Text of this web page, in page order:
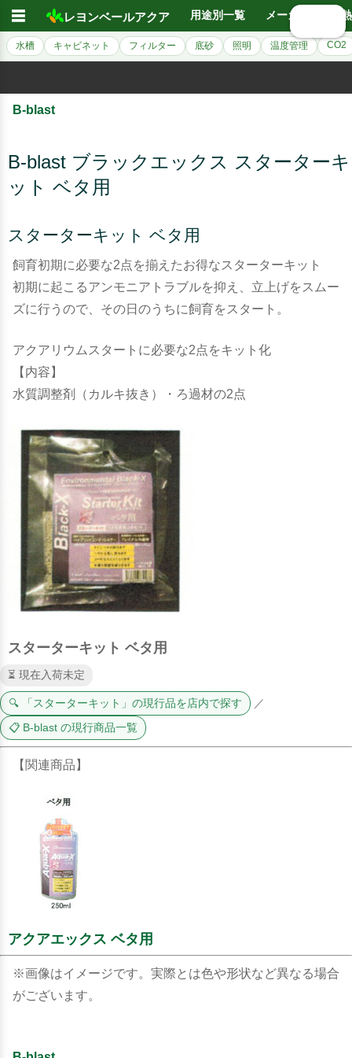
☰ レヨンベールアクア 用途別一覧 メーカー別
水槽 キャビネット フィルター 底砂 照明 温度管理 CO2
B-blast
B-blast ブラックエックス スターターキ
ット ベタ用
スターターキット ベタ用
飼育初期に必要な2点を揃えたお得なスターターキット
初期に起こるアンモニアトラブルを抑え、立上げをスムー
ズに行うので、その日のうちに飼育をスタート。
アクアリウムスタートに必要な2点をキット化
【内容】
水質調整剤（カルキ抜き）・ろ過材の2点
スターターキット ベタ用
⏳ 現在入荷未定
🔍 「スターターキット」の現行品を店内で探す ／
📋 B-blast の現行商品一覧
【関連商品】
アクアエックス ベタ用
※画像はイメージです。実際とは色や形状など異なる場合
がございます。